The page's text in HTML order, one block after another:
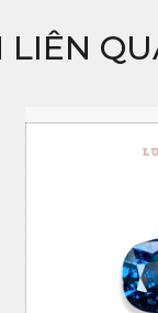
LIÊN